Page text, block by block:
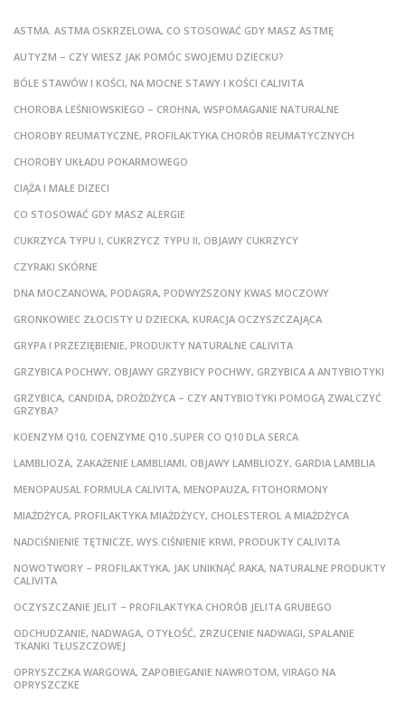
ASTMA. ASTMA OSKRZELOWA, CO STOSOWAĆ GDY MASZ ASTMĘ
AUTYZM – CZY WIESZ JAK POMÓC SWOJEMU DZIECKU?
BÓLE STAWÓW I KOŚCI, NA MOCNE STAWY I KOŚCI CALIVITA
CHOROBA LEŚNIOWSKIEGO – CROHNA, WSPOMAGANIE NATURALNE
CHOROBY REUMATYCZNE, PROFILAKTYKA CHORÓB REUMATYCZNYCH
CHOROBY UKŁADU POKARMOWEGO
CIĄŻA I MAŁE DIZECI
CO STOSOWAĆ GDY MASZ ALERGIE
CUKRZYCA TYPU I, CUKRZYCZ TYPU II, OBJAWY CUKRZYCY
CZYRAKI SKÓRNE
DNA MOCZANOWA, PODAGRA, PODWYŻSZONY KWAS MOCZOWY
GRONKOWIEC ZŁOCISTY U DZIECKA, KURACJA OCZYSZCZAJĄCA
GRYPA I PRZEZIĘBIENIE, PRODUKTY NATURALNE CALIVITA
GRZYBICA POCHWY, OBJAWY GRZYBICY POCHWY, GRZYBICA A ANTYBIOTYKI
GRZYBICA, CANDIDA, DROŻDŻYCA – CZY ANTYBIOTYKI POMOGĄ ZWALCZYĆ
GRZYBA?
KOENZYM Q10, COENZYME Q10 ,SUPER CO Q10 DLA SERCA
LAMBLIOZA, ZAKAŻENIE LAMBLIAMI, OBJAWY LAMBLIOZY, GARDIA LAMBLIA
MENOPAUSAL FORMULA CALIVITA, MENOPAUZA, FITOHORMONY
MIAŻDŻYCA, PROFILAKTYKA MIAŻDŻYCY, CHOLESTEROL A MIAŻDŻYCA
NADCIŚNIENIE TĘTNICZE, WYS.CIŚNIENIE KRWI, PRODUKTY CALIVITA
NOWOTWORY – PROFILAKTYKA, JAK UNIKNĄĆ RAKA, NATURALNE PRODUKTY
CALIVITA
OCZYSZCZANIE JELIT – PROFILAKTYKA CHORÓB JELITA GRUBEGO
ODCHUDZANIE, NADWAGA, OTYŁOŚĆ, ZRZUCENIE NADWAGI, SPALANIE
TKANKI TŁUSZCZOWEJ
OPRYSZCZKA WARGOWA, ZAPOBIEGANIE NAWROTOM, VIRAGO NA
OPRYSZCZKE